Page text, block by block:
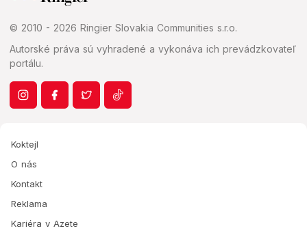
© 2010 - 2026 Ringier Slovakia Communities s.r.o.
Autorské práva sú vyhradené a vykonáva ich prevádzkovateľ
portálu.
Koktejl
O nás
Kontakt
Reklama
Kariéra v Azete